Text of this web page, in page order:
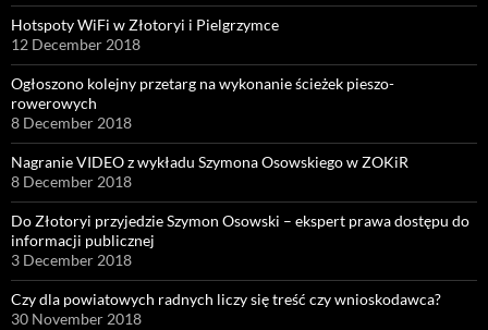
Hotspoty WiFi w Złotoryi i Pielgrzymce
12 December 2018
Ogłoszono kolejny przetarg na wykonanie ścieżek pieszo-
rowerowych
8 December 2018
Nagranie VIDEO z wykładu Szymona Osowskiego w ZOKiR
8 December 2018
Do Złotoryi przyjedzie Szymon Osowski – ekspert prawa dostępu do
informacji publicznej
3 December 2018
Czy dla powiatowych radnych liczy się treść czy wnioskodawca?
30 November 2018